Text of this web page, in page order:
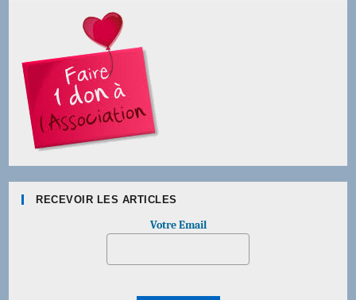
RECEVOIR LES ARTICLES
Votre Email